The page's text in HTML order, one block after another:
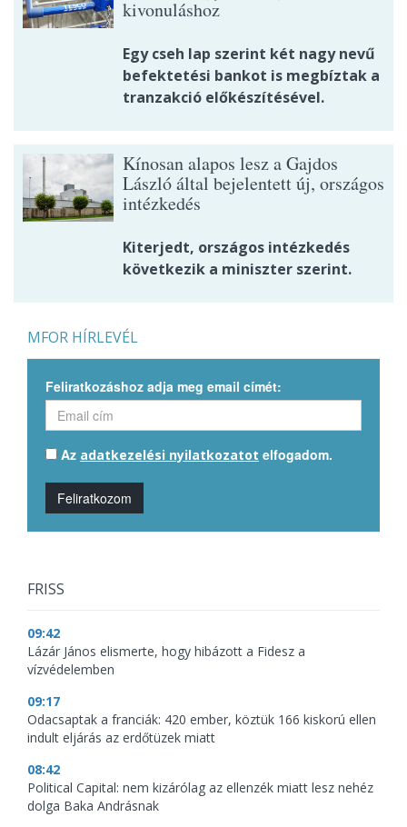
kivonuláshoz
Egy cseh lap szerint két nagy nevű
befektetési bankot is megbíztak a
tranzakció előkészítésével.
Kínosan alapos lesz a Gajdos
László által bejelentett új, országos
intézkedés
Kiterjedt, országos intézkedés
következik a miniszter szerint.
MFOR HÍRLEVÉL
Feliratkozáshoz adja meg email címét:
Az adatkezelési nyilatkozatot elfogadom.
Feliratkozom
FRISS
09:42
Lázár János elismerte, hogy hibázott a Fidesz a
vízvédelemben
09:17
Odacsaptak a franciák: 420 ember, köztük 166 kiskorú ellen
indult eljárás az erdőtüzek miatt
08:42
Political Capital: nem kizárólag az ellenzék miatt lesz nehéz
dolga Baka Andrásnak